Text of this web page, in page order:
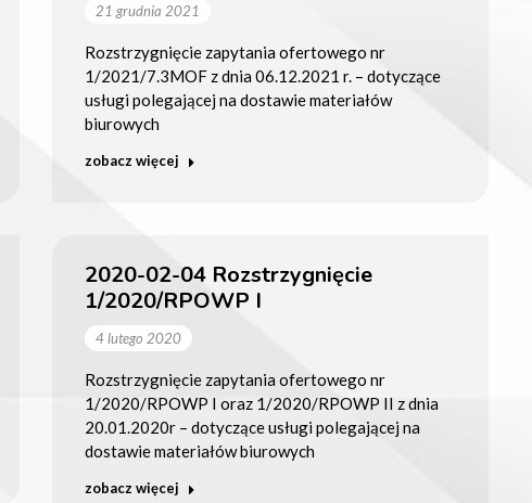
21 grudnia 2021
Rozstrzygnięcie zapytania ofertowego nr
1/2021/7.3MOF z dnia 06.12.2021 r. – dotyczące
usługi polegającej na dostawie materiałów
biurowych
zobacz więcej
2020-02-04 Rozstrzygnięcie
1/2020/RPOWP I
4 lutego 2020
Rozstrzygnięcie zapytania ofertowego nr
1/2020/RPOWP I oraz 1/2020/RPOWP II z dnia
20.01.2020r – dotyczące usługi polegającej na
dostawie materiałów biurowych
zobacz więcej